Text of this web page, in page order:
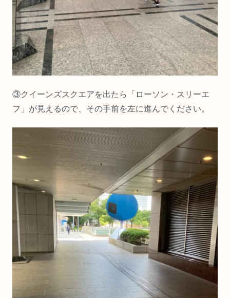
③クイーンズスクエアを出たら「ローソン・スリーエ
フ」が見えるので、その手前を左に進んでください。